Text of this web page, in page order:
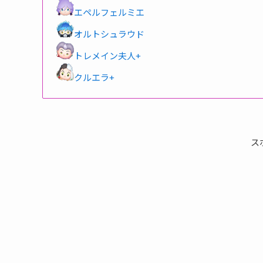
エペルフェルミエ
オルトシュラウド
トレメイン夫人+
クルエラ+
ス